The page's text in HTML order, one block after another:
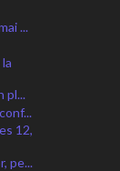
...
pl...
12,
pe...